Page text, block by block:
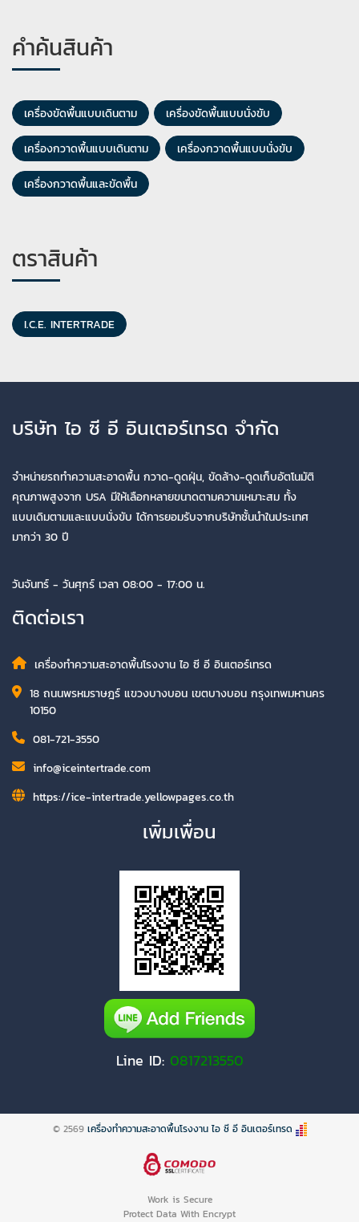
คำค้นสินค้า
เครื่องขัดพื้นแบบเดินตาม เครื่องขัดพื้นแบบนั่งขับ
เครื่องกวาดพื้นแบบเดินตาม เครื่องกวาดพื้นแบบนั่งขับ
เครื่องกวาดพื้นและขัดพื้น
ตราสินค้า
I.C.E. INTERTRADE
บริษัท ไอ ซี อี อินเตอร์เทรด จำกัด
จำหน่ายรถทำความสะอาดพื้น กวาด-ดูดฝุ่น, ขัดล้าง-ดูดเก็บอัตโนมัติ
คุณภาพสูงจาก USA มีให้เลือกหลายขนาดตามความเหมาะสม ทั้ง
แบบเดิมตามและแบบนั่งขับ ได้การยอมรับจากบริษัทชั้นนำในประเทศ
มากว่า 30 ปี
วันจันทร์ - วันศุกร์ เวลา 08:00 - 17:00 น.
ติดต่อเรา
เครื่องทำความสะอาดพื้นโรงงาน ไอ ซี อี อินเตอร์เทรด
18 ถนนพรหมราษฎร์ แขวงบางบอน เขตบางบอน กรุงเทพมหานคร
10150
081-721-3550
info@iceintertrade.com
https://ice-intertrade.yellowpages.co.th
เพิ่มเพื่อน
Line ID: 0817213550
© 2569 เครื่องทำความสะอาดพื้นโรงงาน ไอ ซี อี อินเตอร์เทรด
Work is Secure
Protect Data With Encrypt